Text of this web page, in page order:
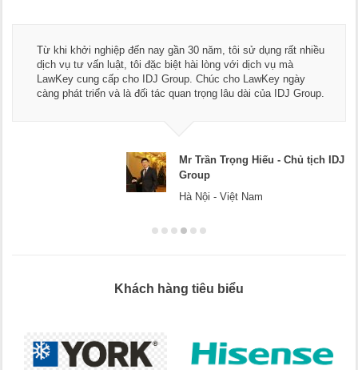
Từ khi khởi nghiệp đến nay gần 30 năm, tôi sử dụng rất nhiều
dịch vụ tư vấn luật, tôi đặc biệt hài lòng với dịch vụ mà
LawKey cung cấp cho IDJ Group. Chúc cho LawKey ngày
càng phát triển và là đối tác quan trọng lâu dài của IDJ Group.
Mr Trần Trọng Hiếu - Chủ tịch IDJ
Group
Hà Nội - Việt Nam
Khách hàng tiêu biểu